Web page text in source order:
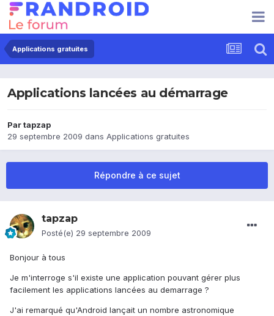
Applications gratuites
Applications lancées au démarrage
Partapzap
29 septembre 2009 dans Applications gratuites
Répondre à ce sujet
tapzap
Posté(e) 29 septembre 2009
Bonjour à tous
Je m'interroge s'il existe une application pouvant gérer plus
facilement les applications lancées au demarrage ?
J'ai remarqué qu'Android lançait un nombre astronomique